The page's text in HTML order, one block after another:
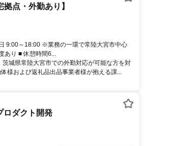
点・外勤あり】
9:00～18:00 ※業務の一環で常陸大宮市中心
あり ■ 休憩時間6...
城県常陸大宮市での外勤対応が可能な方を対
様および返礼品出品事業者様が抱える課...
ロダクト開発